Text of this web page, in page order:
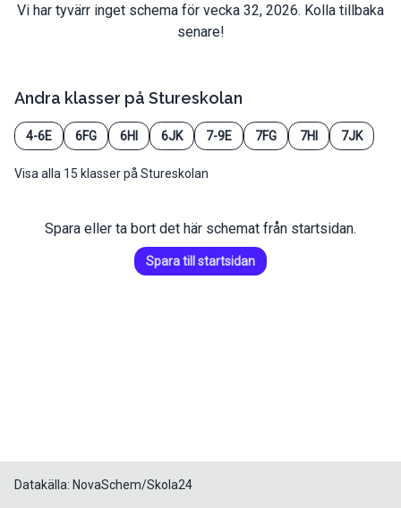
Vi har tyvärr inget schema för vecka 32, 2026. Kolla tillbaka
senare!
Andra klasser på Stureskolan
4-6E 6FG 6HI 6JK 7-9E 7FG 7HI 7JK
Visa alla 15 klasser på Stureskolan
Spara eller ta bort det här schemat från startsidan.
Spara till startsidan
Datakälla: NovaSchem/Skola24